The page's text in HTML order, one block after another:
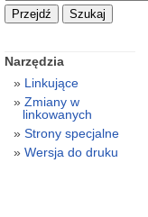
Narzędzia
Linkujące
Zmiany w
linkowanych
Strony specjalne
Wersja do druku